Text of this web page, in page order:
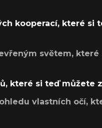
kooperací, které si
světem, které
které si teď můžete
vlastních očí,